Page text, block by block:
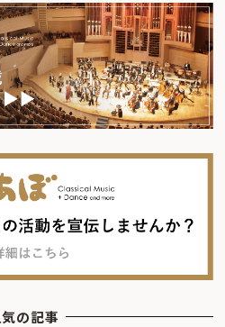
の記事